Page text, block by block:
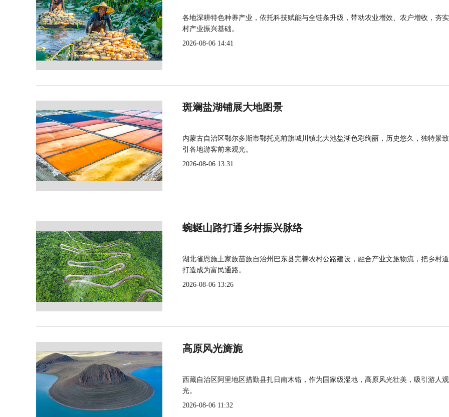
各地深耕特色种养产业，依托科技赋能与全链条升级，带动农业增效、农户增收，夯
村产业振兴基础。
2026-08-06 14:41
斑斓盐湖铺展大地图景
内蒙古自治区鄂尔多斯市鄂托克前旗城川镇北大池盐湖色彩绚丽，历史悠久，独特景
引各地游客前来观光。
2026-08-06 13:31
蜿蜒山路打通乡村振兴脉络
湖北省恩施土家族苗族自治州巴东县完善农村公路建设，融合产业文旅物流，把乡村
打造成为富民通路。
2026-08-06 13:26
高原风光旖旎
西藏自治区阿里地区措勤县扎日南木错，作为国家级湿地，高原风光壮美，吸引游人观
光。
2026-08-06 11:32